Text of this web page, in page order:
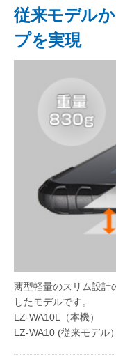
従来モデル
プを実現
薄型軽量のスリム設計
したモデルです。
LZ-WA10L（本機）
LZ-WA10 (従来モデ